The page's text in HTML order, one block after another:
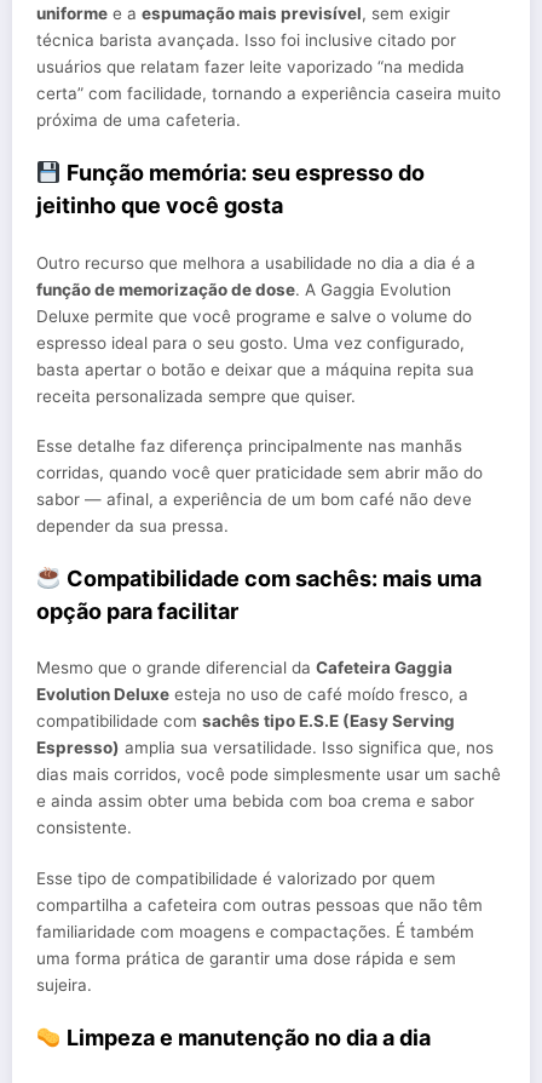
uniforme e a espumação mais previsível, sem exigir
técnica barista avançada. Isso foi inclusive citado por
usuários que relatam fazer leite vaporizado “na medida
certa” com facilidade, tornando a experiência caseira muito
próxima de uma cafeteria.
Função memória: seu espresso do
jeitinho que você gosta
Outro recurso que melhora a usabilidade no dia a dia é a
função de memorização de dose. A Gaggia Evolution
Deluxe permite que você programe e salve o volume do
espresso ideal para o seu gosto. Uma vez configurado,
basta apertar o botão e deixar que a máquina repita sua
receita personalizada sempre que quiser.
Esse detalhe faz diferença principalmente nas manhãs
corridas, quando você quer praticidade sem abrir mão do
sabor — afinal, a experiência de um bom café não deve
depender da sua pressa.
Compatibilidade com sachês: mais uma
opção para facilitar
Mesmo que o grande diferencial da Cafeteira Gaggia
Evolution Deluxe esteja no uso de café moído fresco, a
compatibilidade com sachês tipo E.S.E (Easy Serving
Espresso) amplia sua versatilidade. Isso significa que, nos
dias mais corridos, você pode simplesmente usar um sachê
e ainda assim obter uma bebida com boa crema e sabor
consistente.
Esse tipo de compatibilidade é valorizado por quem
compartilha a cafeteira com outras pessoas que não têm
familiaridade com moagens e compactações. É também
uma forma prática de garantir uma dose rápida e sem
sujeira.
Limpeza e manutenção no dia a dia